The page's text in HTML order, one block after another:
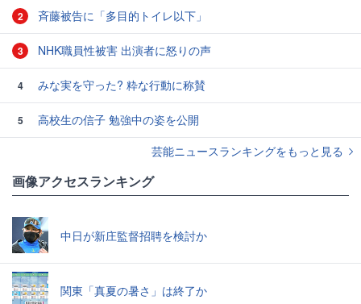
2 斉藤被告に「多目的トイレ以下」
3 NHK職員性被害 出演者に怒りの声
4 みな実を守った? 粋な行動に称賛
5
高校生の信子 勉強中の姿を公開
芸能ニュースランキングをもっと見る
画像アクセスランキング
中日が新庄監督招聘を検討か
関東「真夏の暑さ」は終了か